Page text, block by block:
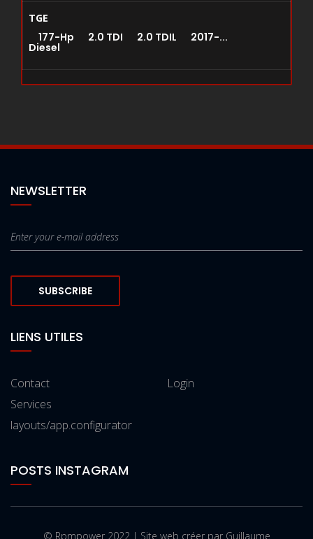
TGE
177-Hp 2.0 TDI 2.0 TDIL 2017-...
Diesel
NEWSLETTER
SUBSCRIBE
LIENS UTILES
Contact
Services
layouts/app.configurator
Login
POSTS INSTAGRAM
© Rpmpower 2022 | Site web créer par Guillaume